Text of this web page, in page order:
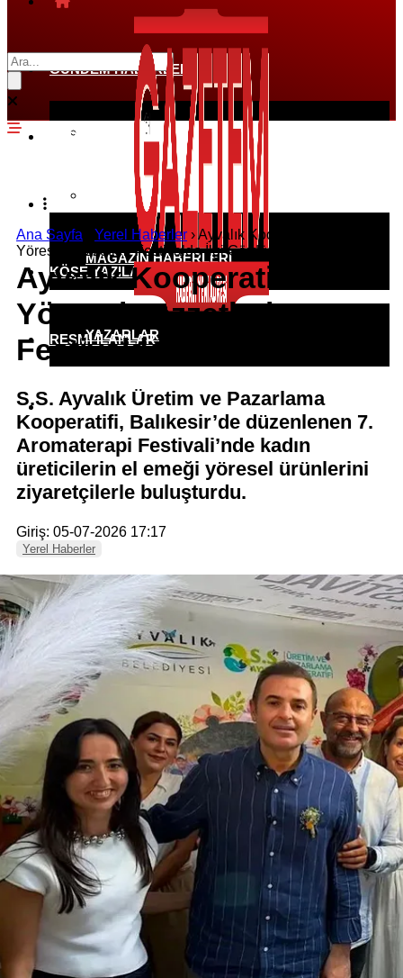
GÜNDEM HABERLERI
EKONOMI HABERLERI
POLITIKA HABERLERI
MAGAZIN HABERLERI
SPOR HABERLERI
RÖPORTAJLAR
KÖŞE YAZILARI
YAZARLAR
RESMI İLANLAR
KÜNYE
Ana Sayfa Yerel Haberler ›Ayvalık Kooperatifi’nin
Yöresel Lezzetleri Festivalde İlgi Gördü
Ayvalık Kooperatifi’nin
Yöresel Lezzetleri
Festivalde İlgi Gördü
S.S. Ayvalık Üretim ve Pazarlama
Kooperatifi, Balıkesir’de düzenlenen 7.
Aromaterapi Festivali’nde kadın
üreticilerin el emeği yöresel ürünlerini
ziyaretçilerle buluşturdu.
Giriş: 05-07-2026 17:17
Yerel Haberler